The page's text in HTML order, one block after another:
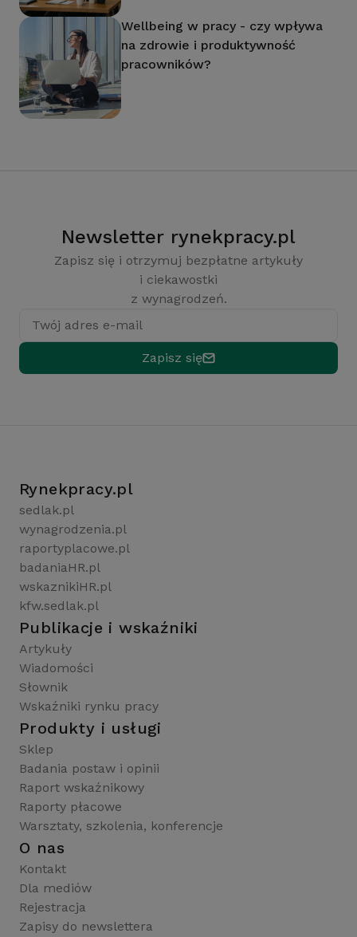
Wellbeing w pracy - czy wpływa
na zdrowie i produktywność
pracowników?
Newsletter rynekpracy.pl
Zapisz się i otrzymuj bezpłatne artykuły
i ciekawostki
z wynagrodzeń.
Twój adres e-mail
Zapisz się
Rynekpracy.pl
sedlak.pl
wynagrodzenia.pl
raportyplacowe.pl
badaniaHR.pl
wskaznikiHR.pl
kfw.sedlak.pl
Publikacje i wskaźniki
Artykuły
Wiadomości
Słownik
Wskaźniki rynku pracy
Produkty i usługi
Sklep
Badania postaw i opinii
Raport wskaźnikowy
Raporty płacowe
Warsztaty, szkolenia, konferencje
O nas
Kontakt
Dla mediów
Rejestracja
Zapisy do newslettera